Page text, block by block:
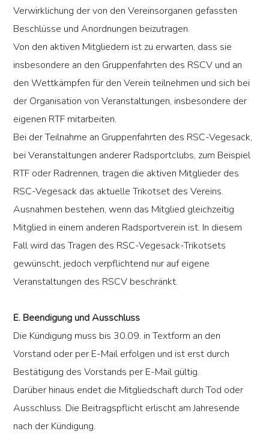
Verwirklichung der von den Vereinsorganen gefassten
Beschlüsse und Anordnungen beizutragen.
Von den aktiven Mitgliedern ist zu erwarten, dass sie
insbesondere an den Gruppenfahrten des RSCV und an
den Wettkämpfen für den Verein teilnehmen und sich bei
der Organisation von Veranstaltungen, insbesondere der
eigenen RTF mitarbeiten.
Bei der Teilnahme an Gruppenfahrten des RSC-Vegesack,
bei Veranstaltungen anderer Radsportclubs, zum Beispiel
RTF oder Radrennen, tragen die aktiven Mitglieder des
RSC-Vegesack das aktuelle Trikotset des Vereins.
Ausnahmen bestehen, wenn das Mitglied gleichzeitig
Mitglied in einem anderen Radsportverein ist. In diesem
Fall wird das Tragen des RSC-Vegesack-Trikotsets
gewünscht, jedoch verpflichtend nur auf eigene
Veranstaltungen des RSCV beschränkt.
E. Beendigung und Ausschluss
Die Kündigung muss bis 30.09. in Textform an den
Vorstand oder per E-Mail erfolgen und ist erst durch
Bestätigung des Vorstands per E-Mail gültig.
Darüber hinaus endet die Mitgliedschaft durch Tod oder
Ausschluss. Die Beitragspflicht erlischt am Jahresende
nach der Kündigung.